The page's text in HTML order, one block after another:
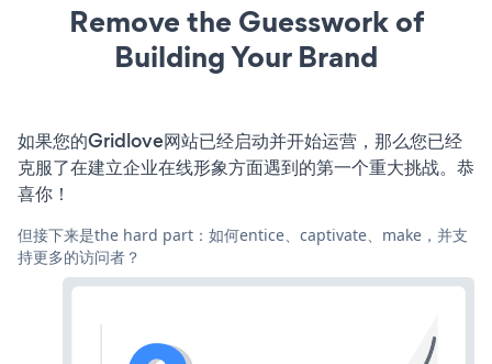
Remove the Guesswork of
Building Your Brand
如果您的Gridlove网站已经启动并开始运营，那么您已经
克服了在建立企业在线形象方面遇到的第一个重大挑战。恭
喜你！
但接下来是the hard part：如何entice、captivate、make，并支
持更多的访问者？